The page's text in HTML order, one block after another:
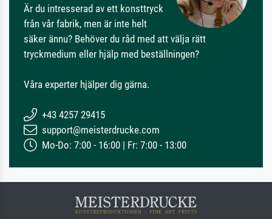
Är du intresserad av ett konsttryck
från vår fabrik, men är inte helt
säker ännu? Behöver du råd med att välja rätt
tryckmedium eller hjälp med beställningen?
Våra experter hjälper dig gärna.
+43 4257 29415
support@meisterdrucke.com
Mo-Do: 7:00 - 16:00 | Fr: 7:00 - 13:00